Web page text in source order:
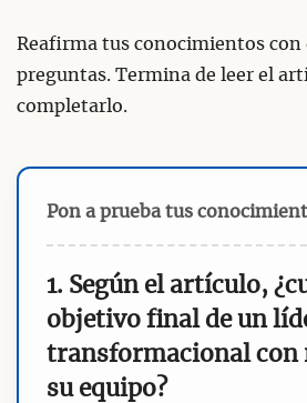
Reafirma tus conocimientos con
preguntas. Termina de leer el
completarlo.
Pon a prueba tus
1. Según el artículo,
objetivo final de un
transformacional con
su equipo?